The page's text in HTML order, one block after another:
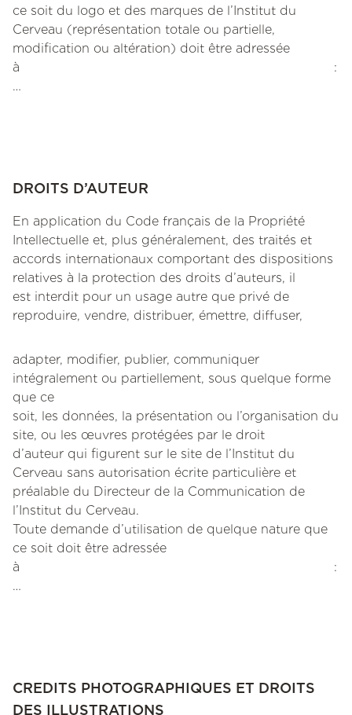
ce soit du logo et des marques de l’Institut du
Cerveau (représentation totale ou partielle,
modification ou altération) doit être adressée
à :
…
DROITS D’AUTEUR
En application du Code français de la Propriété
Intellectuelle et, plus généralement, des traités et
accords internationaux comportant des dispositions
relatives à la protection des droits d’auteurs, il
est interdit pour un usage autre que privé de
reproduire, vendre, distribuer, émettre, diffuser,
adapter, modifier, publier, communiquer
intégralement ou partiellement, sous quelque forme
que ce
soit, les données, la présentation ou l’organisation du
site, ou les œuvres protégées par le droit
d’auteur qui figurent sur le site de l’Institut du
Cerveau sans autorisation écrite particulière et
préalable du Directeur de la Communication de
l’Institut du Cerveau.
Toute demande d’utilisation de quelque nature que
ce soit doit être adressée
à :
…
CREDITS PHOTOGRAPHIQUES ET DROITS
DES ILLUSTRATIONS